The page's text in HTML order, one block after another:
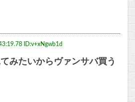
ID:v+xNgwb1d
みたいからヴァンサバ買う